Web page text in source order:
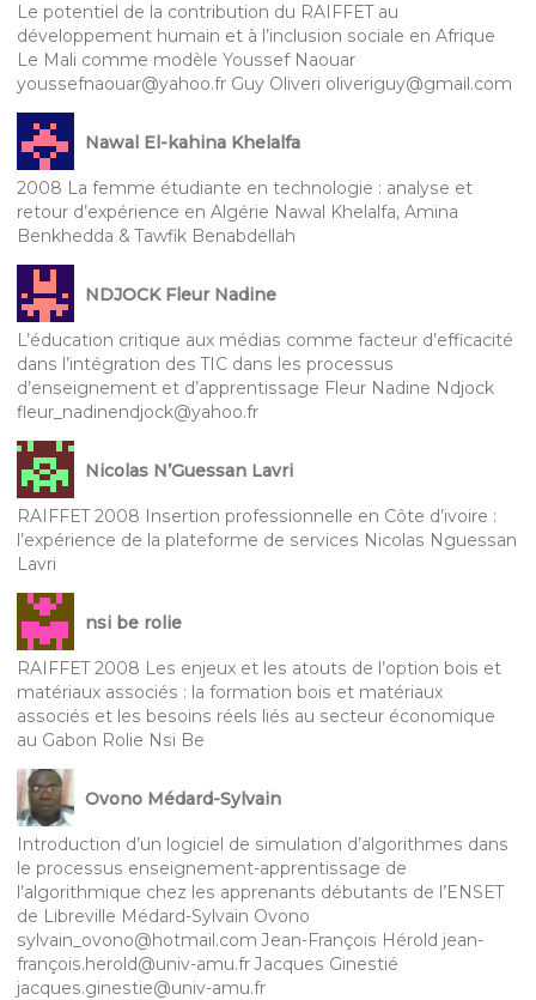
Le potentiel de la contribution du RAIFFET au
développement humain et à l’inclusion sociale en Afrique
Le Mali comme modèle Youssef Naouar
youssefnaouar@yahoo.fr Guy Oliveri oliveriguy@gmail.com
Nawal El-kahina Khelalfa
2008 La femme étudiante en technologie : analyse et
retour d’expérience en Algérie Nawal Khelalfa, Amina
Benkhedda & Tawfik Benabdellah
NDJOCK Fleur Nadine
L’éducation critique aux médias comme facteur d’efficacité
dans l’intégration des TIC dans les processus
d’enseignement et d’apprentissage Fleur Nadine Ndjock
fleur_nadinendjock@yahoo.fr
Nicolas N’Guessan Lavri
RAIFFET 2008 Insertion professionnelle en Côte d’ivoire :
l’expérience de la plateforme de services Nicolas Nguessan
Lavri
nsi be rolie
RAIFFET 2008 Les enjeux et les atouts de l’option bois et
matériaux associés : la formation bois et matériaux
associés et les besoins réels liés au secteur économique
au Gabon Rolie Nsi Be
Ovono Médard-Sylvain
Introduction d’un logiciel de simulation d’algorithmes dans
le processus enseignement-apprentissage de
l’algorithmique chez les apprenants débutants de l’ENSET
de Libreville Médard-Sylvain Ovono
sylvain_ovono@hotmail.com Jean-François Hérold jean-
françois.herold@univ-amu.fr Jacques Ginestié
jacques.ginestie@univ-amu.fr